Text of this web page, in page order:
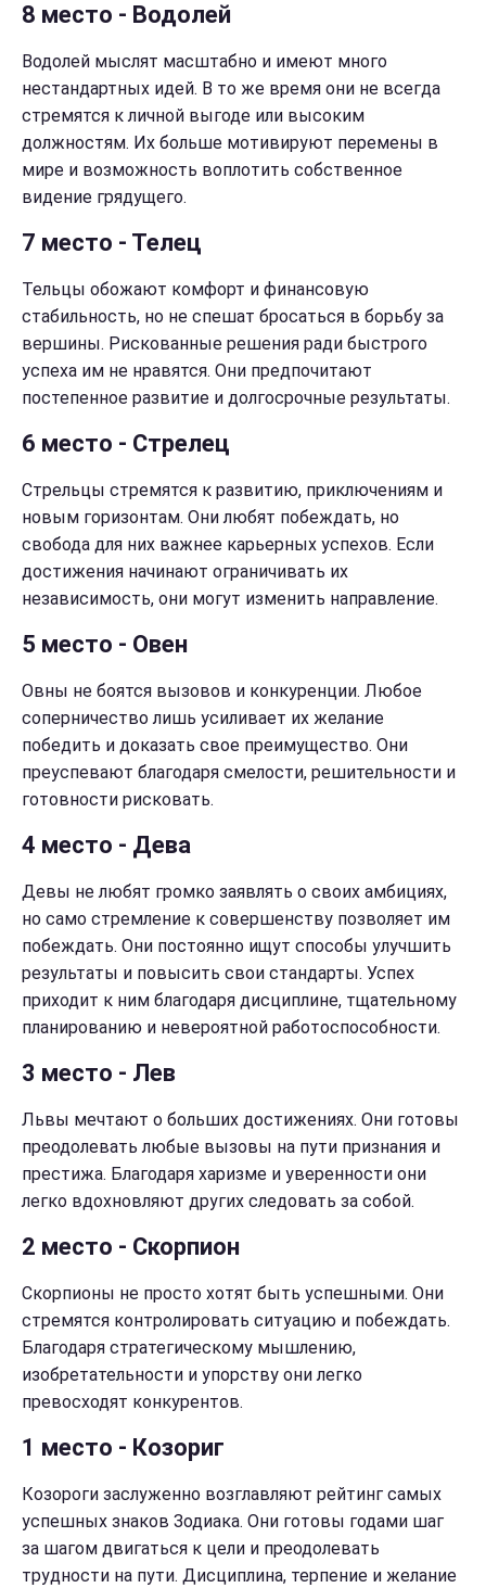
8 место - Водолей
Водолей мыслят масштабно и имеют много
нестандартных идей. В то же время они не всегда
стремятся к личной выгоде или высоким
должностям. Их больше мотивируют перемены в
мире и возможность воплотить собственное
видение грядущего.
7 место - Телец
Тельцы обожают комфорт и финансовую
стабильность, но не спешат бросаться в борьбу за
вершины. Рискованные решения ради быстрого
успеха им не нравятся. Они предпочитают
постепенное развитие и долгосрочные результаты.
6 место - Стрелец
Стрельцы стремятся к развитию, приключениям и
новым горизонтам. Они любят побеждать, но
свобода для них важнее карьерных успехов. Если
достижения начинают ограничивать их
независимость, они могут изменить направление.
5 место - Овен
Овны не боятся вызовов и конкуренции. Любое
соперничество лишь усиливает их желание
победить и доказать свое преимущество. Они
преуспевают благодаря смелости, решительности и
готовности рисковать.
4 место - Дева
Девы не любят громко заявлять о своих амбициях,
но само стремление к совершенству позволяет им
побеждать. Они постоянно ищут способы улучшить
результаты и повысить свои стандарты. Успех
приходит к ним благодаря дисциплине, тщательному
планированию и невероятной работоспособности.
3 место - Лев
Львы мечтают о больших достижениях. Они готовы
преодолевать любые вызовы на пути признания и
престижа. Благодаря харизме и уверенности они
легко вдохновляют других следовать за собой.
2 место - Скорпион
Скорпионы не просто хотят быть успешными. Они
стремятся контролировать ситуацию и побеждать.
Благодаря стратегическому мышлению,
изобретательности и упорству они легко
превосходят конкурентов.
1 место - Козориг
Козороги заслуженно возглавляют рейтинг самых
успешных знаков Зодиака. Они готовы годами шаг
за шагом двигаться к цели и преодолевать
трудности на пути. Дисциплина, терпение и желание